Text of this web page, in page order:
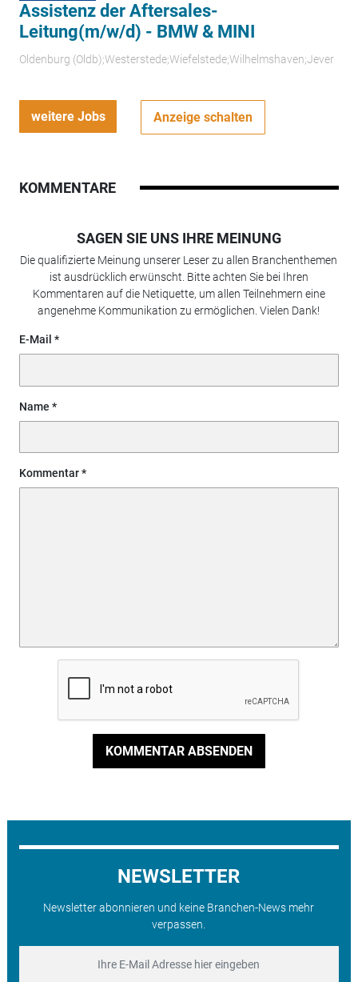
Assistenz der Aftersales-
Leitung(m/w/d) - BMW & MINI
Oldenburg (Oldb);Westerstede;Wiefelstede;Wilhelmshaven;Jever
weitere Jobs Anzeige schalten
KOMMENTARE
SAGEN SIE UNS IHRE MEINUNG
Die qualifizierte Meinung unserer Leser zu allen Branchenthemen
ist ausdrücklich erwünscht. Bitte achten Sie bei Ihren
Kommentaren auf die Netiquette, um allen Teilnehmern eine
angenehme Kommunikation zu ermöglichen. Vielen Dank!
E-Mail
Name
Kommentar
KOMMENTAR ABSENDEN
NEWSLETTER
Newsletter abonnieren und keine Branchen-News mehr
verpassen.